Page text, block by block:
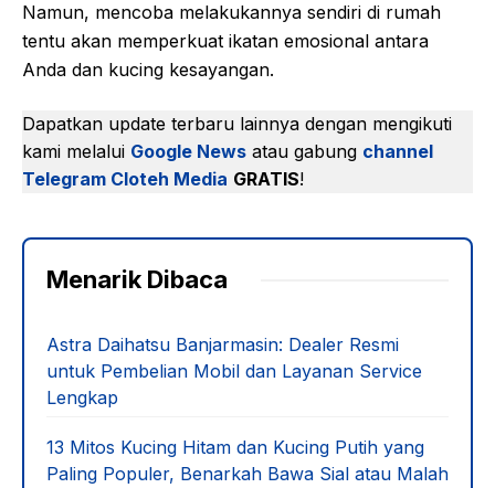
Namun, mencoba melakukannya sendiri di rumah
tentu akan memperkuat ikatan emosional antara
Anda dan kucing kesayangan.
Dapatkan update terbaru lainnya dengan mengikuti
kami melalui Google News atau gabung channel
Telegram Cloteh Media GRATIS!
Menarik Dibaca
Astra Daihatsu Banjarmasin: Dealer Resmi
untuk Pembelian Mobil dan Layanan Service
Lengkap
13 Mitos Kucing Hitam dan Kucing Putih yang
Paling Populer, Benarkah Bawa Sial atau Malah